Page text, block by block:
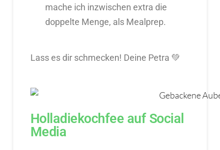
mache ich inzwischen extra die
doppelte Menge, als Mealprep.
Lass es dir schmecken! Deine Petra 💚
Holladiekochfee auf Social
Media